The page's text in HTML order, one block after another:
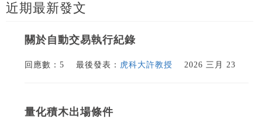
近期最新發文
關於自動交易執行紀錄
回應數：5 最後發表： 虎科大許教授 2026 三月 23
量化積木出場條件